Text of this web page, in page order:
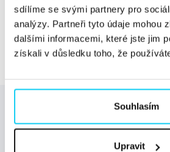
sdílíme se svými partnery pro
analýzy. Partneři tyto údaje mohou
dalšími informacemi, které jste jim
získali v důsledku toho, že
Souhlasím
Upravit
Načíst další
Odebírejte newsletter od